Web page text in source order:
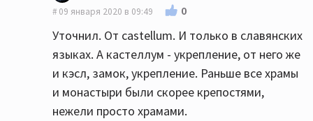
09 января 2020 в 09:49
0
Уточнил. От castellum. И только в славянских
языках. А кастеллум - укрепление, от него же
и кэсл, замок, укрепление. Раньше все храмы
и монастыри были скорее крепостями,
нежели просто храмами.